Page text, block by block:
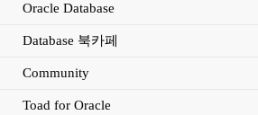
Oracle Database
Database 북카페
Community
Toad for Oracle